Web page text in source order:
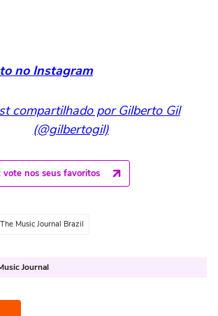
no Instagram
compartilhado por Gilberto Gil
(@gilbertogil)
vote nos seus favoritos
The Music Journal Brazil
Journal